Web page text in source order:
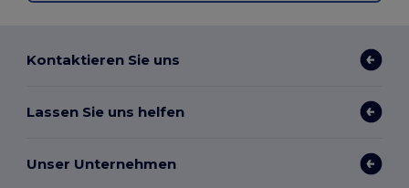
Kontaktieren Sie uns
Lassen Sie uns helfen
Unser Unternehmen